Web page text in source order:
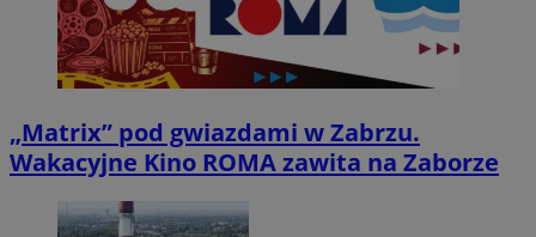
„Matrix” pod gwiazdami w Zabrzu.
Wakacyjne Kino ROMA zawita na Zaborze